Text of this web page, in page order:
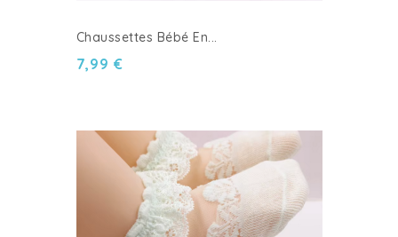
Chaussettes Bébé En...
7,99 €